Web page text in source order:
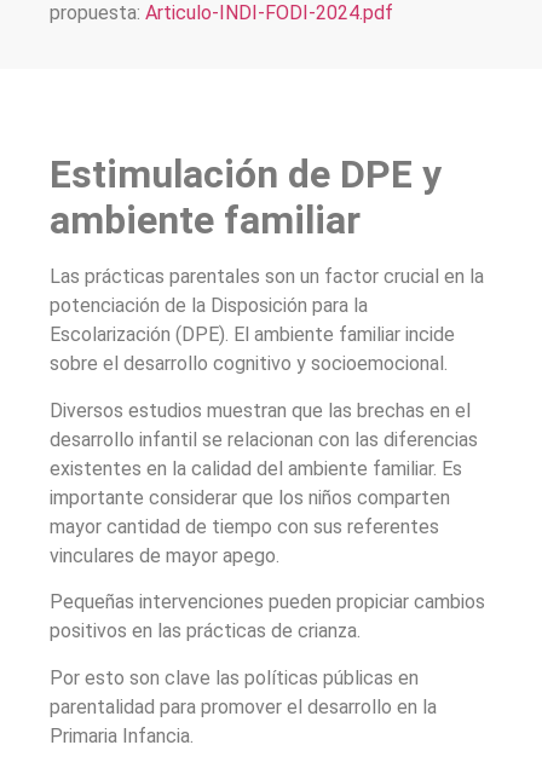
propuesta:Articulo-INDI-FODI-2024.pdf
Estimulación de DPE y
ambiente familiar
Las prácticas parentales son un factor crucial en la
potenciación de la Disposición para la
Escolarización (DPE). El ambiente familiar incide
sobre el desarrollo cognitivo y socioemocional.
Diversos estudios muestran que las brechas en el
desarrollo infantil se relacionan con las diferencias
existentes en la calidad del ambiente familiar. Es
importante considerar que los niños comparten
mayor cantidad de tiempo con sus referentes
vinculares de mayor apego.
Pequeñas intervenciones pueden propiciar cambios
positivos en las prácticas de crianza.
Por esto son clave las políticas públicas en
parentalidad para promover el desarrollo en la
Primaria Infancia.